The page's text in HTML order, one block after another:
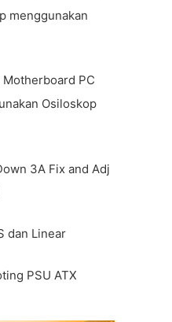
menggunakan
PC
Osiloskop
3A Fix and Adj
dan Linear
PSU ATX